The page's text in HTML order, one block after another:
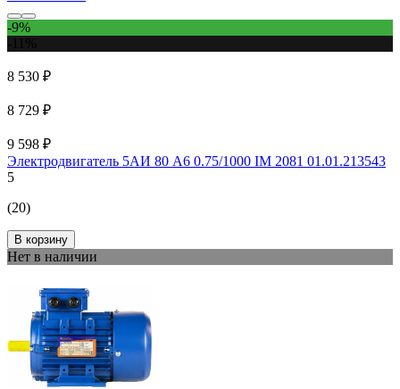
-9%
8 530 ₽
8 729 ₽
9 598 ₽
Электродвигатель 5АИ 80 А6 0.75/1000 IM 2081 01.01.213543
5
(20)
В корзину
Нет в наличии